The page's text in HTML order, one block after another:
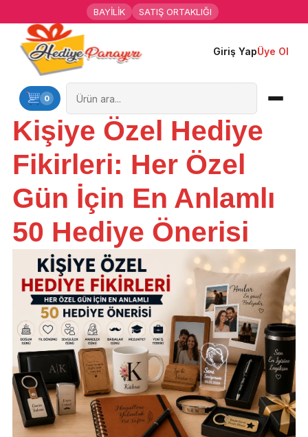
BAYİLİK SATIŞ ORTAKLIĞI
Giriş YapÜye Ol
0
Ana Sayfa
Kişiye Özel Hediyeler
Hediyen Kime
Mesleklere Özel Hediyeler
Özel Günler
Öğrenci Motivasyon Hediyeleri
Yaka Rozeti
Farklı Hediyeler
Kişiye Özel Hediye
Fikirleri: Her Özel
Gün İçin En Anlamlı
50 Hediye Önerisi